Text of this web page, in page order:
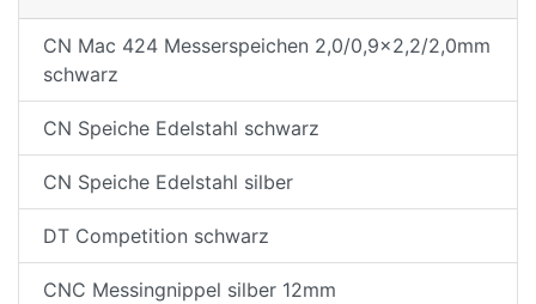
CN Mac 424 Messerspeichen 2,0/0,9x2,2/2,0mm
schwarz
CN Speiche Edelstahl schwarz
CN Speiche Edelstahl silber
DT Competition schwarz
CNC Messingnippel silber 12mm